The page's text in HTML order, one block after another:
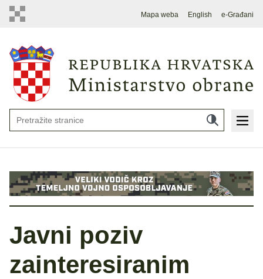
Mapa weba English e-Građani
Javni poziv
zainteresiranim